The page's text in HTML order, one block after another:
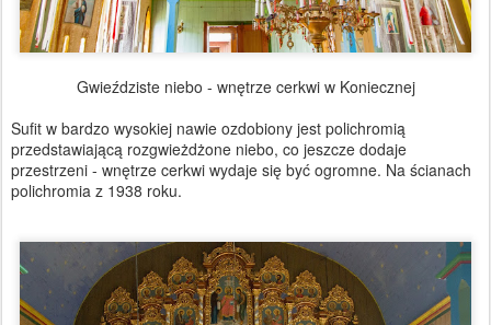
Gwieździste niebo - wnętrze cerkwi w Koniecznej
Sufit w bardzo wysokiej nawie ozdobiony jest polichromią
przedstawiającą rozgwieżdżone niebo, co jeszcze dodaje
przestrzeni - wnętrze cerkwi wydaje się być ogromne. Na ścianach
polichromia z 1938 roku.